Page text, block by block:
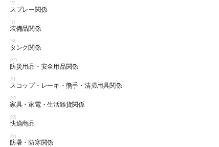
17
スプレー関係
18
装備品関係
19
タンク関係
20
防災用品・安全用品関係
21
スコップ・レーキ・熊手・清掃用具関係
22
家具・家電・生活雑貨関係
23
快適商品
24
防暑・防寒関係